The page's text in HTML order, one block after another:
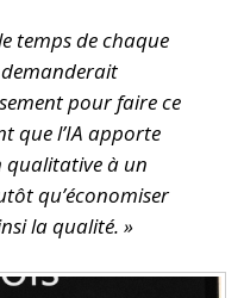
temps de chaque
pour faire ce
que l’IA apporte
à un
qu’économiser
la qualité. »